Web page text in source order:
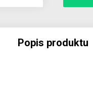
Popis produktu